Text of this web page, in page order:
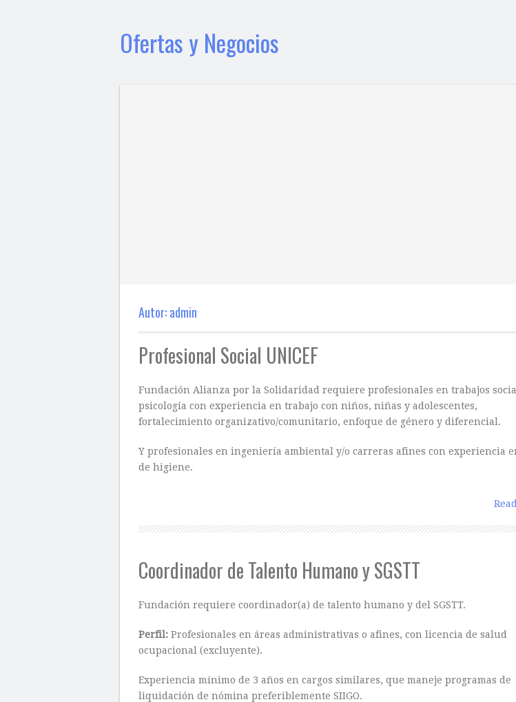
Ofertas y Negocios
Autor:admin
Profesional Social UNICEF
Fundación Alianza por la Solidaridad requiere profesionales en trabajos
psicología con experiencia en trabajo con niños, niñas y adolescentes,
fortalecimiento organizativo/comunitario, enfoque de género y diferencial.
Y profesionales en ingeniería ambiental y/o carreras afines con experiencia
de higiene.
Coordinador de Talento Humano y SGSTT
Fundación requiere coordinador(a) de talento humano y del SGSTT.
Perfil: Profesionales en áreas administrativas o afines, con licencia de salud
ocupacional (excluyente).
Experiencia mínimo de 3 años en cargos similares, que maneje programas de
liquidación de nómina preferiblemente SIIGO.